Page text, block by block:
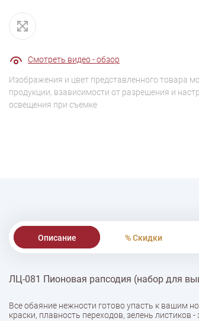
Смотреть видео - обзор
Изображения и цвет представленного товара
продукции, взависимости от разрешения и
освещения при съемке
Описание % Скидки
ЛЦ-081 Пионовая рапсодия (набор для
Все обаяние нежности готово упасть к вашим
краски, плавность переходов, зелень листиков